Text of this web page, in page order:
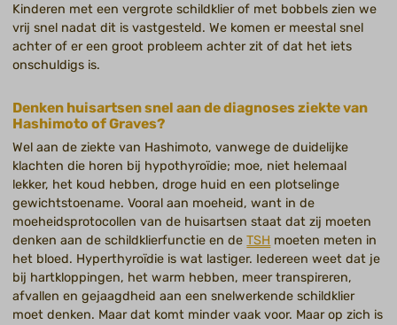
Kinderen met een vergrote schildklier of met bobbels zien we
vrij snel nadat dit is vastgesteld. We komen er meestal snel
achter of er een groot probleem achter zit of dat het iets
onschuldigs is.
Denken huisartsen snel aan de diagnoses ziekte van
Hashimoto of Graves?
Wel aan de ziekte van Hashimoto, vanwege de duidelijke
klachten die horen bij hypothyroïdie; moe, niet helemaal
lekker, het koud hebben, droge huid en een plotselinge
gewichtstoename. Vooral aan moeheid, want in de
moeheidsprotocollen van de huisartsen staat dat zij moeten
denken aan de schildklierfunctie en deTSH moeten meten in
het bloed. Hyperthyroïdie is wat lastiger. Iedereen weet dat je
bij hartkloppingen, het warm hebben, meer transpireren,
afvallen en gejaagdheid aan een snelwerkende schildklier
moet denken. Maar dat komt minder vaak voor. Maar op zich is